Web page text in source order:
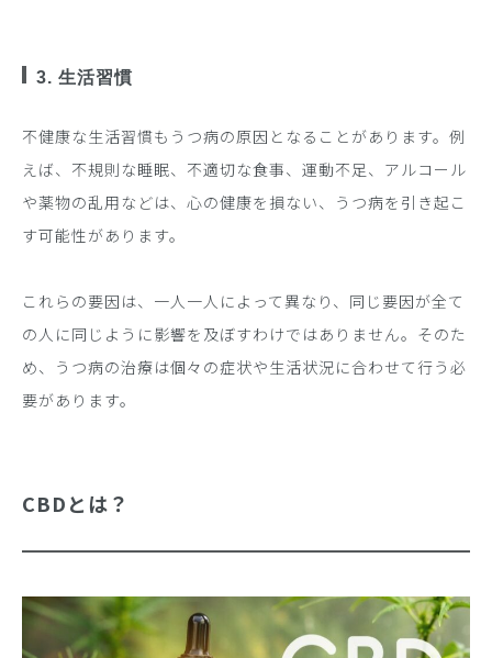
3. 生活習慣
不健康な生活習慣もうつ病の原因となることがあります。例
えば、不規則な睡眠、不適切な食事、運動不足、アルコール
や薬物の乱用などは、心の健康を損ない、うつ病を引き起こ
す可能性があります。
これらの要因は、一人一人によって異なり、同じ要因が全て
の人に同じように影響を及ぼすわけではありません。そのた
め、うつ病の治療は個々の症状や生活状況に合わせて行う必
要があります。
CBDとは？